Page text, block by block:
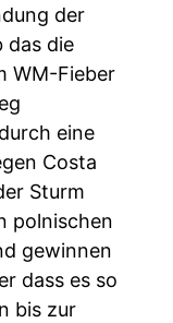
der
das die
WM-Fieber
eine
Costa
Sturm
polnischen
gewinnen
dass es so
bis zur